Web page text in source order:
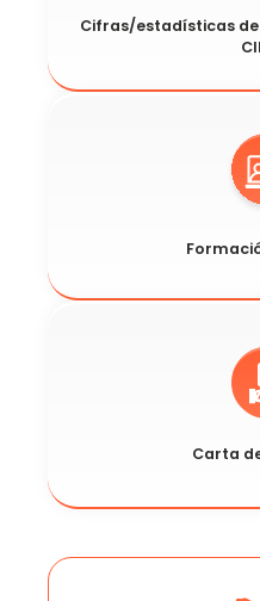
Cifras/estadísticas
​Carta